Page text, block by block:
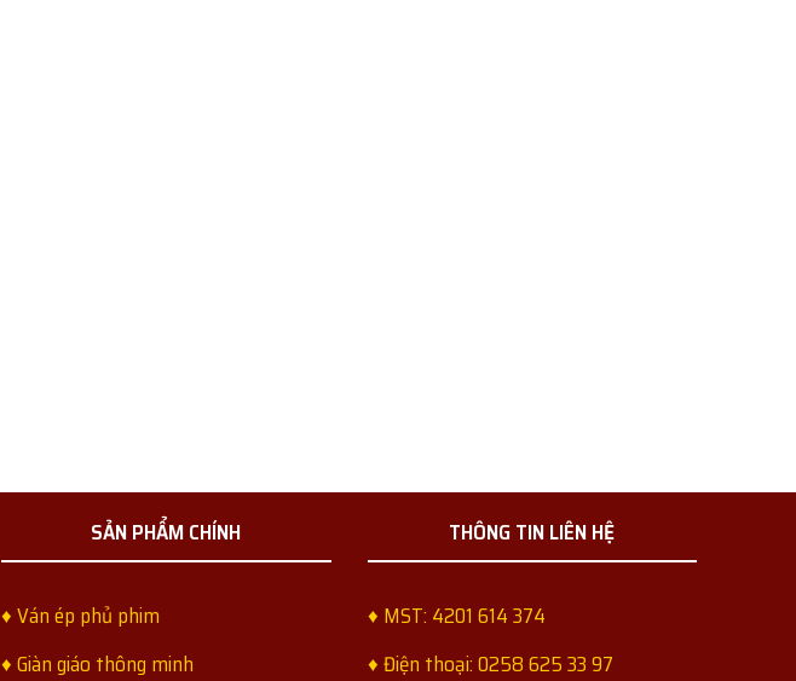
SẢN PHẨM CHÍNH
♦ Ván ép phủ phim
♦ Giàn giáo thông minh
THÔNG TIN LIÊN HỆ
♦ MST: 4201 614 374
♦ Điện thoại: 0258 625 33 97